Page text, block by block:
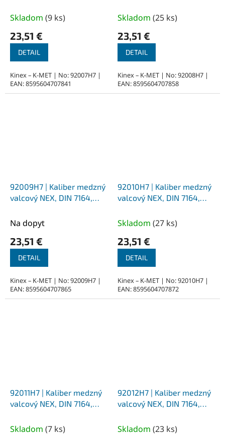
Skladom (9 ks)
23,51 €
DETAIL
Kinex – K-MET | No: 92007H7 |
EAN: 8595604707841
Skladom (25 ks)
23,51 €
DETAIL
Kinex – K-MET | No: 92008H7 |
EAN: 8595604707858
92009H7 | Kaliber medzný
valcový NEX, DIN 7164,
Na dopyt
23,51 €
DETAIL
Kinex – K-MET | No: 92009H7 |
EAN: 8595604707865
92010H7 | Kaliber medzný
valcový NEX, DIN 7164,
Skladom (27 ks)
23,51 €
DETAIL
Kinex – K-MET | No: 92010H7 |
EAN: 8595604707872
92011H7 | Kaliber medzný
valcový NEX, DIN 7164,
Skladom (7 ks)
92012H7 | Kaliber medzný
valcový NEX, DIN 7164,
Skladom (23 ks)